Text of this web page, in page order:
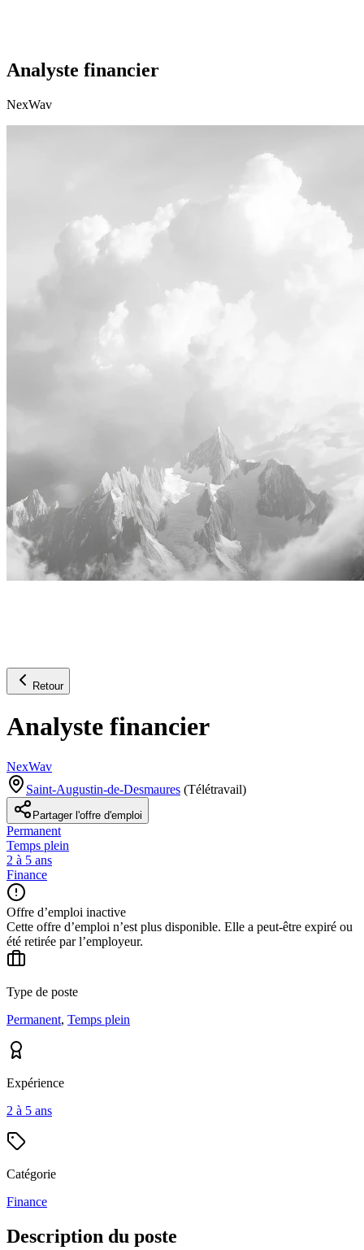
Analyste financier
NexWav
Retour
Analyste financier
NexWav
Saint-Augustin-de-Desmaures (Télétravail)
Partager l'offre d'emploi
Permanent
Temps plein
2 à 5 ans
Finance
Offre d’emploi inactive
Cette offre d’emploi n’est plus disponible. Elle a peut-être expiré ou
été retirée par l’employeur.
Type de poste
Permanent, Temps plein
Expérience
2 à 5 ans
Catégorie
Finance
Description du poste